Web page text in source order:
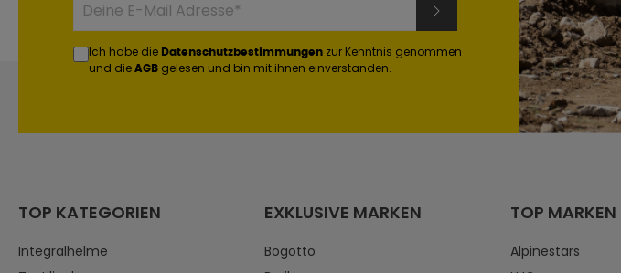
Ich habe die Datenschutzbestimmungen zur Kenntnis genommen
und die AGB gelesen und bin mit ihnen einverstanden.
TOP KATEGORIEN
Integralhelme
EXKLUSIVE MARKEN
Bogotto
TOP MARKEN
Alpinestars